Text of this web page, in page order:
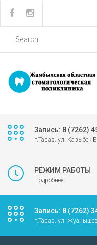
Запись: 8 (7262)
г.Тараз. ул. Казыбек
РЕЖИМ РАБОТЫ
Подробнее
Запись: 8 (7262)
г.Тараз. ул.